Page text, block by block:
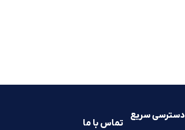
دسترسی سریع
تماس با ما